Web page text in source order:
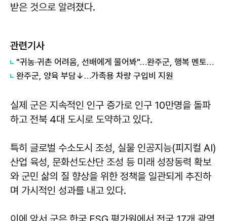
받은 것으로 알려졌다.
관련기사
"귀농·귀촌 어려움, 선배에게 물어봐"…완주군, 행복 멘토단 위촉
완주군, 양육 부담↓…가족용 차량 구입비 지원
실제 군은 지속적인 인구 증가로 인구 10만명을 돌파
하고 전북 4대 도시로 도약하고 있다.
특히 글로벌 수소도시 조성, 실물 인공지능(피지컬 AI)
산업 육성, 문화선도산단 조성 등 미래 성장동력 확보
와 군민 삶의 질 향상을 위한 정책을 일관되게 추진하
며 가시적인 성과를 내고 있다.